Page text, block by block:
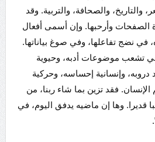
والتاريخ، والصحافة، والتربية. وقد
وأرحبها. وإن أسمى أفعال
في نضج تفاعلها، وفي صوغ بياناتها.
في تشعب موضوعات أدبه، وحيوية
دروبه، وإنسانية إحساسه، وحركية
فقد تزين بما شاء ربنا، من
قديرا. وها إن ماضيه يدفق اليوم، في